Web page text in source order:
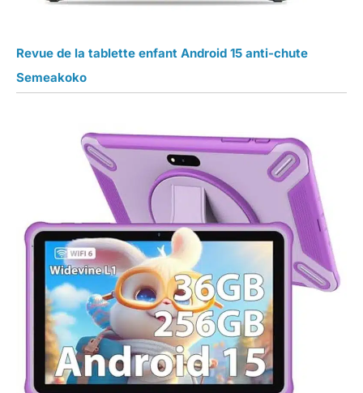
Revue de la tablette enfant Android 15 anti-chute
Semeakoko